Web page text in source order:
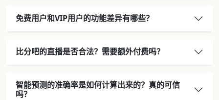
免费用户和VIP用户的功能差异有哪些？
比分吧的直播是否合法？需要额外付费吗？
智能预测的准确率是如何计算出来的？真的可信
吗？